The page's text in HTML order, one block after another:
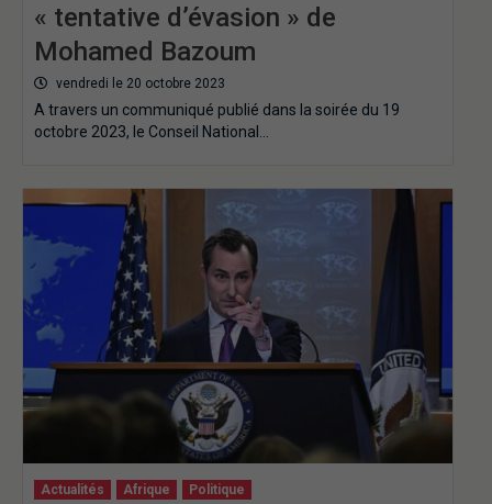
« tentative d’évasion » de
Mohamed Bazoum
vendredi le 20 octobre 2023
A travers un communiqué publié dans la soirée du 19
octobre 2023, le Conseil National…
Actualités Afrique Politique